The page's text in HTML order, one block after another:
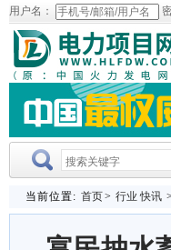
用户名：
当前位置: 首页> 行业 快讯 >